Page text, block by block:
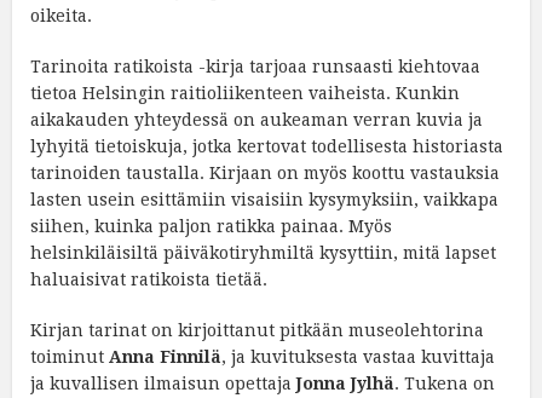
oikeita.
Tarinoita ratikoista -kirja tarjoaa runsaasti kiehtovaa
tietoa Helsingin raitioliikenteen vaiheista. Kunkin
aikakauden yhteydessä on aukeaman verran kuvia ja
lyhyitä tietoiskuja, jotka kertovat todellisesta historiasta
tarinoiden taustalla. Kirjaan on myös koottu vastauksia
lasten usein esittämiin visaisiin kysymyksiin, vaikkapa
siihen, kuinka paljon ratikka painaa. Myös
helsinkiläisiltä päiväkotiryhmiltä kysyttiin, mitä lapset
haluaisivat ratikoista tietää.
Kirjan tarinat on kirjoittanut pitkään museolehtorina
toiminut Anna Finnilä, ja kuvituksesta vastaa kuvittaja
ja kuvallisen ilmaisun opettajaJonna Jylhä. Tukena on